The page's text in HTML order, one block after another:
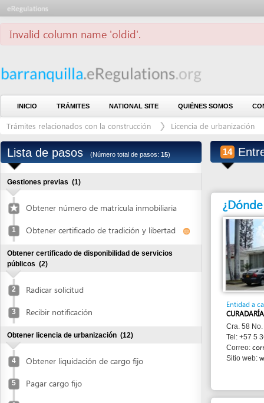
Invalid column name 'oldid'.
INICIO TRÁMITES NATIONAL SITE QUIÉNES SOMOS
Lista de pasos (Número total de pasos:15)
Gestiones previas(1)
Obtener número de matrícula inmobiliaria
1 Obtener certificado de tradición y libertad
Obtener certificado de disponibilidad de servicios
2 Radicar solicitud
3
5
6 Solicitar licencia de urbanización
7 Obtener impresión de valla
Entregar
Entidad a cargo
CURADARÍA
Tel: +57 5 369 3555
Correo:
Sitio web: